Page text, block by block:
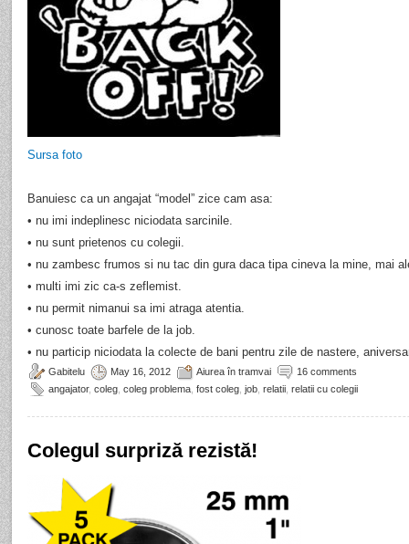
Sursa foto
Banuiesc ca un angajat “model” zice cam asa:
• nu imi indeplinesc niciodata sarcinile.
• nu sunt prietenos cu colegii.
• nu zambesc frumos si nu tac din gura daca tipa cineva la mine, mai
• multi imi zic ca-s zeflemist.
• nu permit nimanui sa imi atraga atentia.
• cunosc toate barfele de la job.
• nu particip niciodata la colecte de bani pentru zile de nastere,
Gabitelu May 16, 2012 Aiurea în tramvai
16 comments
angajator, coleg coleg problema fost coleg job relatii relatii cu colegii
Colegul surpriză rezistă!